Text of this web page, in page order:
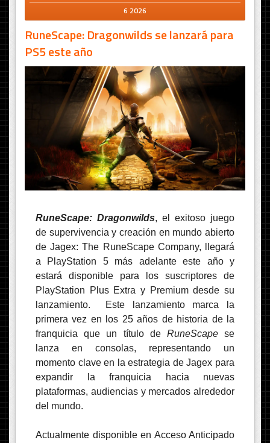
6 2026
RuneScape: Dragonwilds se lanzará para
PS5 este año
RuneScape: Dragonwilds, el exitoso juego
de supervivencia y creación en mundo abierto
de Jagex: The RuneScape Company, llegará
a PlayStation 5 más adelante este año y
estará disponible para los suscriptores de
PlayStation Plus Extra y Premium desde su
lanzamiento. Este lanzamiento marca la
primera vez en los 25 años de historia de la
franquicia que un título de RuneScapese
lanza en consolas, representando un
momento clave en la estrategia de Jagex para
expandir la franquicia hacia nuevas
plataformas, audiencias y mercados alrededor
del mundo.
Actualmente disponible en Acceso Anticipado